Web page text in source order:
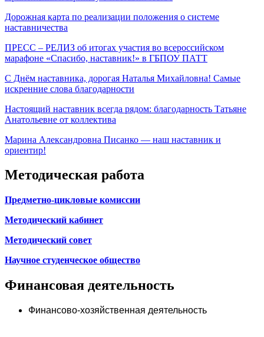
Дорожная карта по реализации положения о системе
наставничества
ПРЕСС – РЕЛИЗ об итогах участия во всероссийском
марафоне «Спасибо, наставник!» в ГБПОУ ПАТТ
С Днём наставника, дорогая Наталья Михайловна! Самые
искренние слова благодарности
Настоящий наставник всегда рядом: благодарность Татьяне
Анатольевне от коллектива
Марина Александровна Писанко — наш наставник и
ориентир!
Методическая работа
Предметно-цикловые комиссии
Методический кабинет
Методический совет
Научное студенческое общество
Финансовая деятельность
Финансово-хозяйственная деятельность